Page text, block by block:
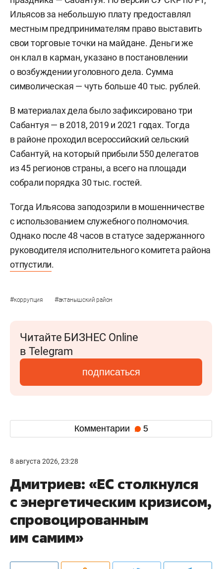
Ильясов за небольшую плату предоставлял
местным предпринимателям право выставить
свои торговые точки на майдане. Деньги же
он клал в карман, указано в постановлении
о возбуждении уголовного дела. Сумма
символическая — чуть больше 40 тыс. рублей.
В материалах дела было зафиксировано три
Сабантуя — в 2018, 2019 и 2021 годах. Тогда
в районе проходил всероссийский сельский
Сабантуй, на который прибыли 550 делегатов
из 45 регионов страны, а всего на площади
собрали порядка 30 тыс. гостей.
Тогда Ильясова заподозрили в мошенничестве
с использованием служебного полномочия.
Однако после 48 часов в статусе задержанного
руководителя исполнительного комитета района
отпустили.
#коррупция #актанышский район
Читайте БИЗНЕС Online
в Telegram
подписаться
Комментарии 5
8 августа 2026, 23:28
Дмитриев: «ЕС столкнулся
с энергетическим кризисом,
спровоцированным
им самим»